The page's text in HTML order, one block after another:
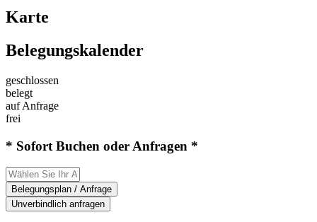
Karte
Belegungskalender
geschlossen
belegt
auf Anfrage
frei
* Sofort Buchen oder Anfragen *
Belegungsplan / Anfrage
Unverbindlich anfragen